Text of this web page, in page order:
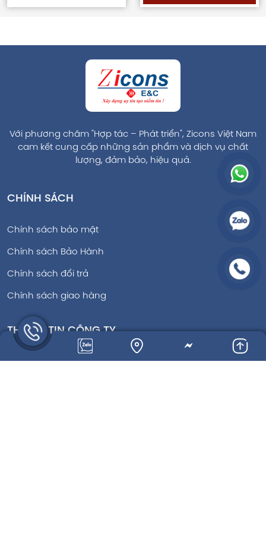
Với phương châm "Hợp tác – Phát triển", Zicons Việt Nam
cam kết cung cấp những sản phẩm và dịch vụ chất
lượng, đảm bảo, hiệu quả.
CHÍNH SÁCH
Chính sách bảo mật
Chính sách Bảo Hành
Chính sách đổi trả
Chính sách giao hàng
THÔNG TIN CÔNG TY
Địa Chỉ: TDP Chợ Cánh, Xã Bình Nguyên, Tỉnh Phú